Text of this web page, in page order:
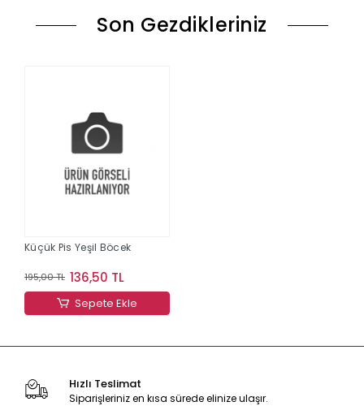
Son Gezdikleriniz
Küçük Pis Yeşil Böcek
195,00 TL 136,50 TL
Sepete Ekle
Hızlı Teslimat
Siparişleriniz en kısa sürede elinize ulaşır.